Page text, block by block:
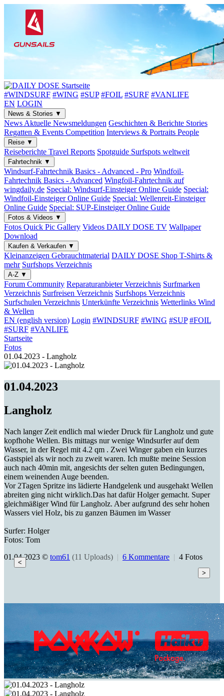
#WINDSURF #WING #SUP #FOIL #SURF #VANLIFE
EN LOGIN
News & Stories ▼
News Aktuelle Newsmeldungen Geschichten & Berichte Stories
Regatten & Events Competition Interviews & Portraits People
Reise ▼
Reiseberichte Travel Reports Spotguide Surfspots weltweit
Fahrtechnik ▼
Windsurf-Fahrtechnik Basics - Advanced - Pro Windfoil-
Fahrtechnik Basics - Advanced Wingfoil-Fahrtechnik auf
wingdaily.de Special: Windsurf-EinsteigerOnline Guide Special:
Windfoil-EinsteigerOnline Guide Special: Wellenreit-Einsteiger
Online Guide Special: SUP-EinsteigerOnline Guide
Fotos & Videos ▼
Fotos Quick Pic Gallery Videos DAILY DOSE TV Wallpaper
Download
Kaufen & Verkaufen ▼
Kleinanzeigen Gebrauchtmaterial DAILY DOSE Shop T-Shirts &
mehr Surfshops Verzeichnis
A-Z ▼
Forum Community ReparaturanbieterVerzeichnis Surfmarken
Verzeichnis Surfreisen Verzeichnis Surfshops Verzeichnis
Surfschulen Verzeichnis Unterkünfte Verzeichnis Wetterlinks Wind
& Wellen
EN (english version) Login #WINDSURF #WING #SUP #FOIL
#SURF #VANLIFE
Startseite
Fotos
01.04.2023 - Langholz
01.04.2023
Langholz
Nach langer Zeit endlich mal wieder Druck für Langholz und gute
kopfhohe Wellen. Bis mittags nur wenige Windsurfer auf dem
Wasser, in der Regel mit 4.2 qm . Zwei Winger gaben ein kurzes
Gastspiel als wir noch zu zweit waren. Ich mußte meine Session
auch nach 40min mit, angesichts der selten guten Bedingungen,
einem weinenden Auge beenden.
Vor 2Tagen Spritze ins lädierte Handgelenk und ausgehakt Wellen
abreiten ging nicht wirklich.Das hat dafür Holger gemacht. Super
gleichmäßiger Wind für Langholz. Aber aufgrund des sehr hohen
Wassers viel Holz, bis zu ganzen Bäumen im Wasser
Surfer: Holger
Fotos: Tom
01.04.2023 © tom61 (11 Uploads) | 6 Kommentare | 4 Fotos
<
>